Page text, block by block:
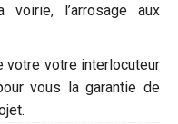
l’arrosage aux
votre votre interlocuteur
vous la garantie de